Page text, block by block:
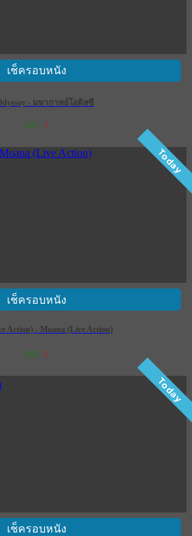
เช็ครอบหนัง
- มหากาพย์โอดิสซี
121 3
Today
เช็ครอบหนัง
Action) - Moana (Live Action)
163 3
Today
เช็ครอบหนัง